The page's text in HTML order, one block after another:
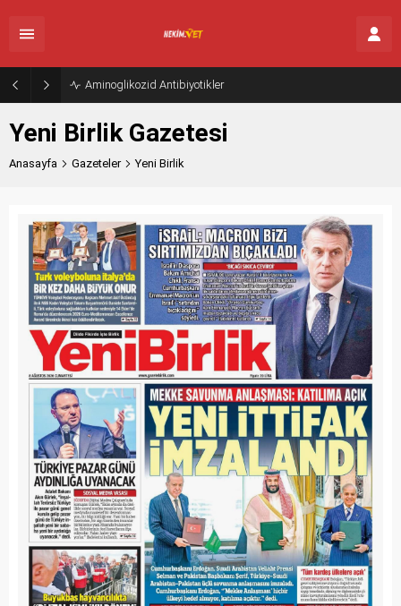
Aminoglikozid Antibiyotikler
Yeni Birlik Gazetesi
Anasayfa Gazeteler Yeni Birlik